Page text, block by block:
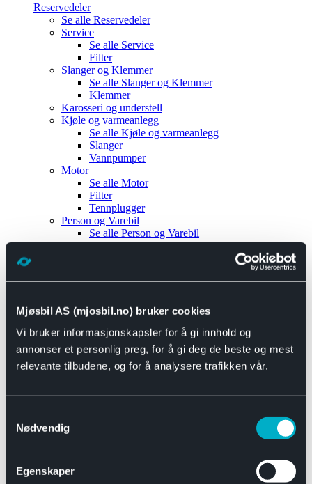
Mjøsbil AS (mjosbil.no) bruker cookies
Vi bruker informasjonskapsler for å gi innhold og
annonser et personlig preg, for å gi deg de beste og mest
relevante tilbudene, og for å analysere trafikken vår.
Nødvendig
Egenskaper
Reservedeler
Se alle Reservedeler
Service
Se alle Service
Filter
Slanger og Klemmer
Se alle Slanger og Klemmer
Klemmer
Karosseri og understell
Kjøle og varmeanlegg
Se alle Kjøle og varmeanlegg
Slanger
Vannpumper
Motor
Se alle Motor
Filter
Tennplugger
Person og Varebil
Se alle Person og Varebil
Brems
Motor og drivverk
Se alle Universal
Bremsedeler
Se alle Bremsedeler
Bremsenippler
Drivline og motor
Se alle Drivline og motor
Eksosanlegg